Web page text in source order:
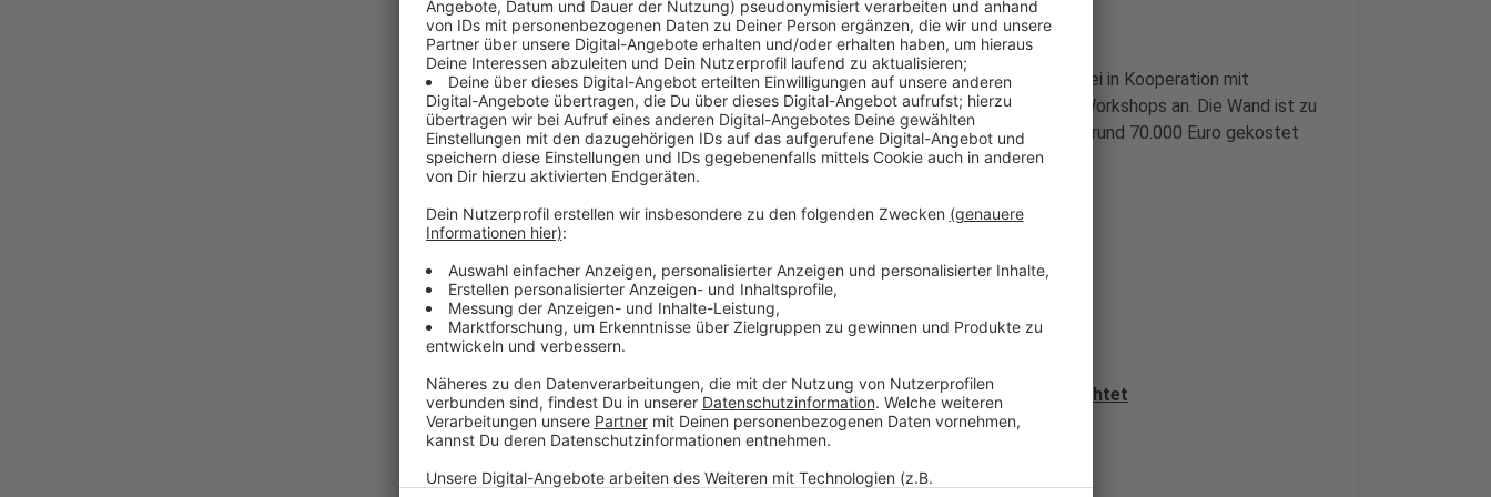
In den kommenden Wochen und Monaten bietet die Stadtbücherei in Kooperation mit
Jugendfreizeiteinrichtungen verschiedene Veranstaltungen und Workshops an. Die Wand ist zu
den Öffnungszeiten der Jugendbibliothek frei zugänglich. Sie hat rund 70.000 Euro gekostet
und wurde hauptsächlich mit Geld vom Bund finanziert.
Anzeige
Weitere Infos und Links zum Thema:
Anzeige
So haben wir vor zwei Jahren über die Jugendbibliothek berichtet
Die Zentralbibliothek am KAP1
Bilanz der Düsseldorfer Bibliothek der Dinge